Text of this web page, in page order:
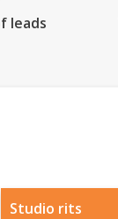
leads
Studio rits